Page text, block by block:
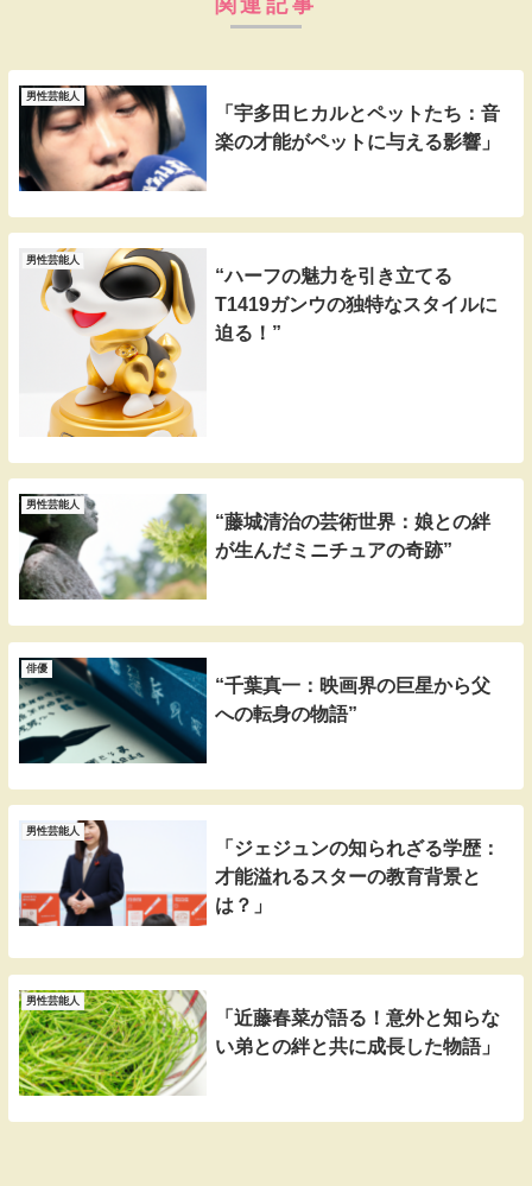
関連記事
男性芸能人
「宇多田ヒカルとペットたち：音
楽の才能がペットに与える影響」
男性芸能人
“ハーフの魅力を引き立てる
T1419ガンウの独特なスタイルに
迫る！”
男性芸能人
“藤城清治の芸術世界：娘との絆
が生んだミニチュアの奇跡”
俳優
“千葉真一：映画界の巨星から父
への転身の物語”
男性芸能人
「ジェジュンの知られざる学歴：
才能溢れるスターの教育背景と
は？」
男性芸能人
「近藤春菜が語る！意外と知らな
い弟との絆と共に成長した物語」